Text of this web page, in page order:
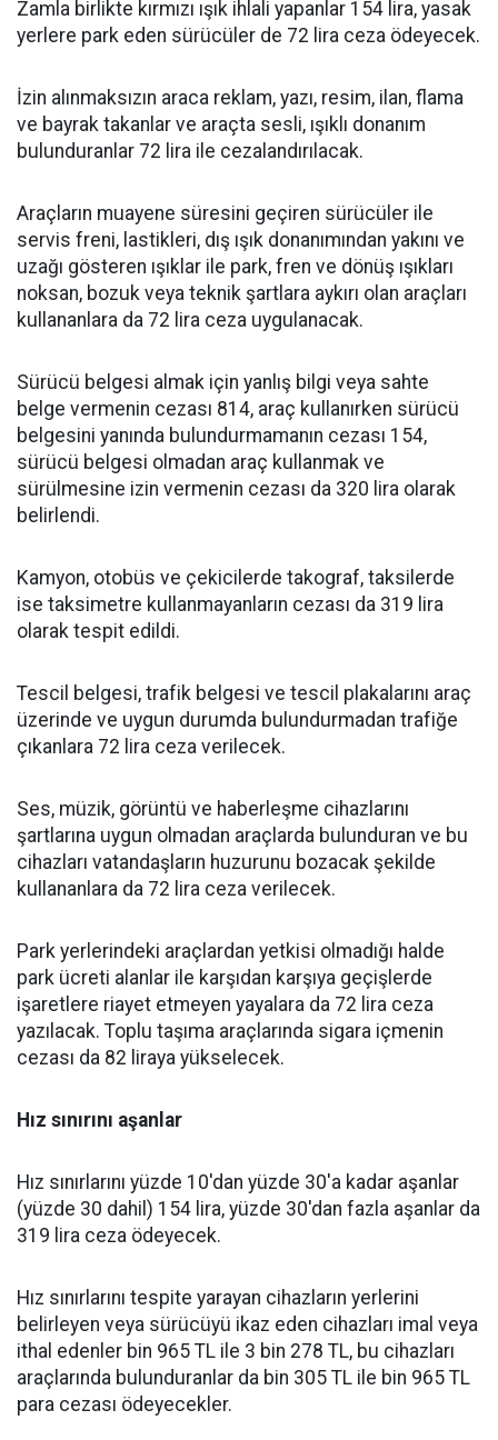
Zamla birlikte kırmızı ışık ihlali yapanlar 154 lira, yasak
yerlere park eden sürücüler de 72 lira ceza ödeyecek.
İzin alınmaksızın araca reklam, yazı, resim, ilan, flama
ve bayrak takanlar ve araçta sesli, ışıklı donanım
bulunduranlar 72 lira ile cezalandırılacak.
Araçların muayene süresini geçiren sürücüler ile
servis freni, lastikleri, dış ışık donanımından yakını ve
uzağı gösteren ışıklar ile park, fren ve dönüş ışıkları
noksan, bozuk veya teknik şartlara aykırı olan araçları
kullananlara da 72 lira ceza uygulanacak.
Sürücü belgesi almak için yanlış bilgi veya sahte
belge vermenin cezası 814, araç kullanırken sürücü
belgesini yanında bulundurmamanın cezası 154,
sürücü belgesi olmadan araç kullanmak ve
sürülmesine izin vermenin cezası da 320 lira olarak
belirlendi.
Kamyon, otobüs ve çekicilerde takograf, taksilerde
ise taksimetre kullanmayanların cezası da 319 lira
olarak tespit edildi.
Tescil belgesi, trafik belgesi ve tescil plakalarını araç
üzerinde ve uygun durumda bulundurmadan trafiğe
çıkanlara 72 lira ceza verilecek.
Ses, müzik, görüntü ve haberleşme cihazlarını
şartlarına uygun olmadan araçlarda bulunduran ve bu
cihazları vatandaşların huzurunu bozacak şekilde
kullananlara da 72 lira ceza verilecek.
Park yerlerindeki araçlardan yetkisi olmadığı halde
park ücreti alanlar ile karşıdan karşıya geçişlerde
işaretlere riayet etmeyen yayalara da 72 lira ceza
yazılacak. Toplu taşıma araçlarında sigara içmenin
cezası da 82 liraya yükselecek.
Hız sınırını aşanlar
Hız sınırlarını yüzde 10'dan yüzde 30'a kadar aşanlar
(yüzde 30 dahil) 154 lira, yüzde 30'dan fazla aşanlar da
319 lira ceza ödeyecek.
Hız sınırlarını tespite yarayan cihazların yerlerini
belirleyen veya sürücüyü ikaz eden cihazları imal veya
ithal edenler bin 965 TL ile 3 bin 278 TL, bu cihazları
araçlarında bulunduranlar da bin 305 TL ile bin 965 TL
para cezası ödeyecekler.